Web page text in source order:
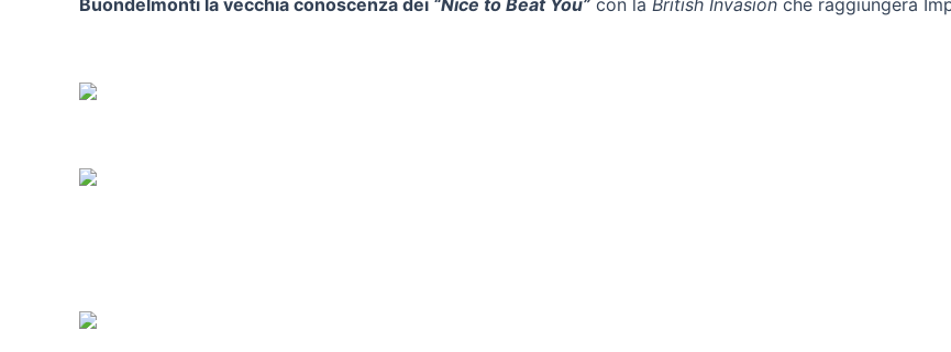
Buondelmonti la vecchia conoscenza dei “Nice to Beat You” con la British Invasion che raggiungerà